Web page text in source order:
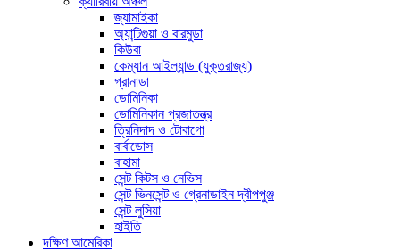
জ্যামাইকা
অ্যান্টিগুয়া ও বারমুডা
কিউবা
কেম্যান আইল্যান্ড (যুক্তরাজ্য)
গ্রানাডা
ডোমিনিকা
ডোমিনিকান প্রজাতন্ত্র
ত্রিনিদাদ ও টোবাগো
বার্বাডোস
বাহামা
সেন্ট কিটস ও নেভিস
সেন্ট ভিনসেন্ট ও গ্রেনাডাইন দ্বীপপুঞ্জ
সেন্ট লুসিয়া
হাইতি
দক্ষিণ আমেরিকা